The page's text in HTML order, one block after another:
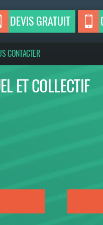
DEVIS GRATUIT
CONTACTER
ET COLLECTIF